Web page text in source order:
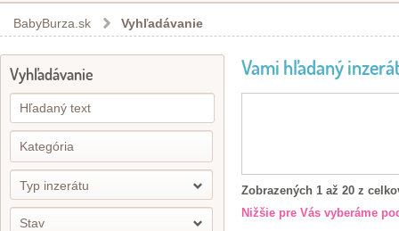
BabyBurza.sk Vyhľadávanie
Vyhľadávanie
Typ inzerátu
Stav
Vami hľadaný
Zobrazených 1 až 20 z
Nižšie pre Vás vyberáme